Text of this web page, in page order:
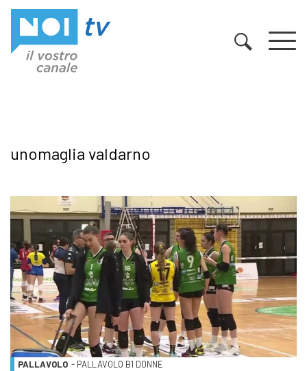
unomaglia valdarno
PALLAVOLO - PALLAVOLO B1 DONNE